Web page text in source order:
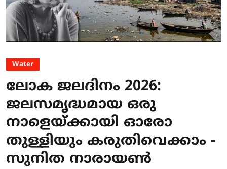
Water
ലോക ജലദിനം 2026:
ജലസമൃദ്ധമായ ഒരു
നാളെയ്ക്കായി ഓരോ
തുള്ളിയും കരുതിവെക്കാം -
സുനിത നാരായൺ